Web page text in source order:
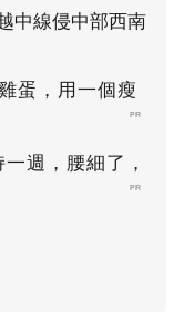
中線侵中部西南
蛋，用一個瘦
PR
週，腰細了，
PR